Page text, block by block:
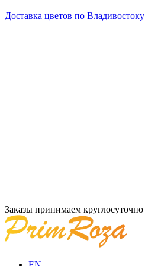
Доставка цветов по Владивостоку
Заказы принимаем круглосуточно